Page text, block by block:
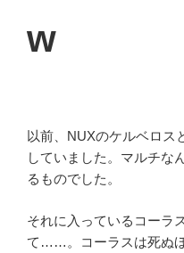
w
以前、NUXのケルベロス
していました。マルチな
るものでした。
それに入っているコーラ
て……。コーラスは死ぬ